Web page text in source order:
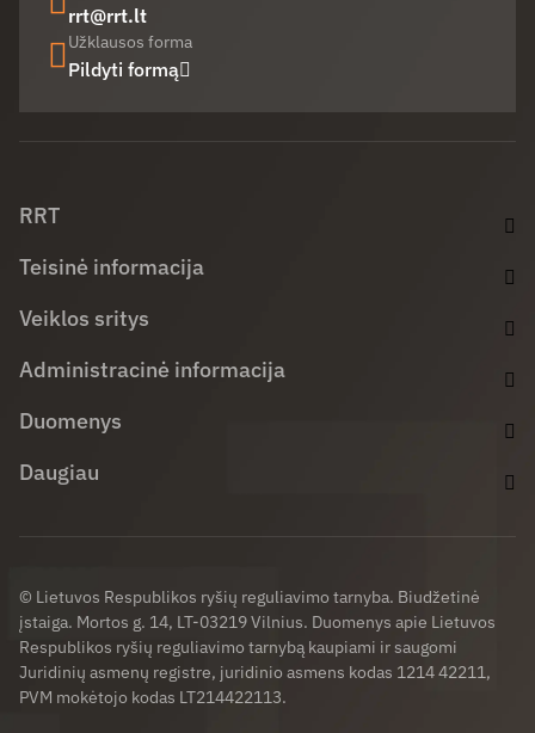
rrt@rrt.lt
Užklausos forma
Pildyti formą
RRT
Teisinė informacija
Veiklos sritys
Administracinė informacija
Duomenys
Daugiau
© Lietuvos Respublikos ryšių reguliavimo tarnyba. Biudžetinė
įstaiga. Mortos g. 14, LT-03219 Vilnius. Duomenys apie Lietuvos
Respublikos ryšių reguliavimo tarnybą kaupiami ir saugomi
Juridinių asmenų registre, juridinio asmens kodas 1214 42211,
PVM mokėtojo kodas LT214422113.